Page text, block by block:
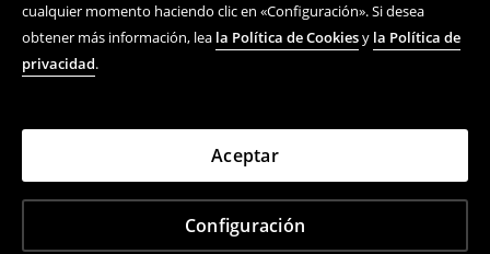
cualquier momento haciendo clic en «Configuración». Si desea
obtener más información, lea la Política de Cookiesy la Política de
privacidad.
Configuración
Aceptar